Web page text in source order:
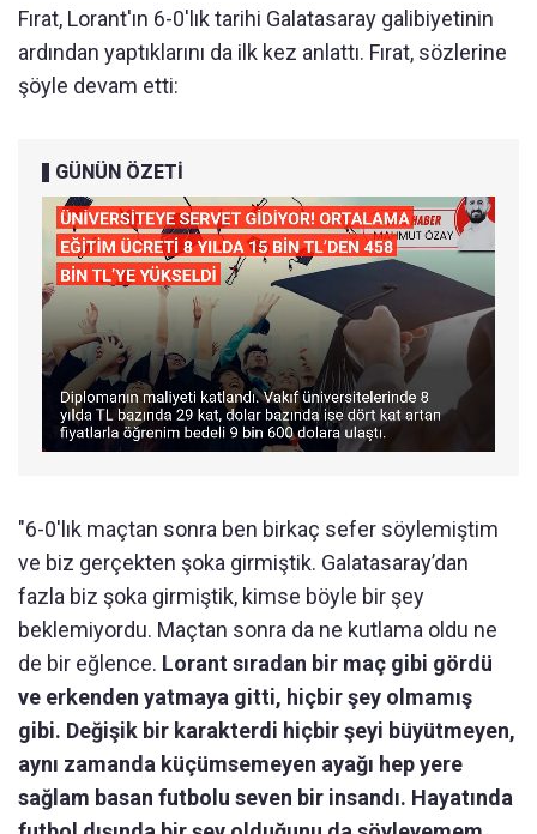
Fırat, Lorant'ın 6-0'lık tarihi Galatasaray galibiyetinin
ardından yaptıklarını da ilk kez anlattı. Fırat, sözlerine
şöyle devam etti:
GÜNÜN ÖZETİ
"6-0'lık maçtan sonra ben birkaç sefer söylemiştim
ve biz gerçekten şoka girmiştik. Galatasaray’dan
fazla biz şoka girmiştik, kimse böyle bir şey
beklemiyordu. Maçtan sonra da ne kutlama oldu ne
de bir eğlence. Lorant sıradan bir maç gibi gördü
ve erkenden yatmaya gitti, hiçbir şey olmamış
gibi. Değişik bir karakterdi hiçbir şeyi büyütmeyen,
aynı zamanda küçümsemeyen ayağı hep yere
sağlam basan futbolu seven bir insandı. Hayatında